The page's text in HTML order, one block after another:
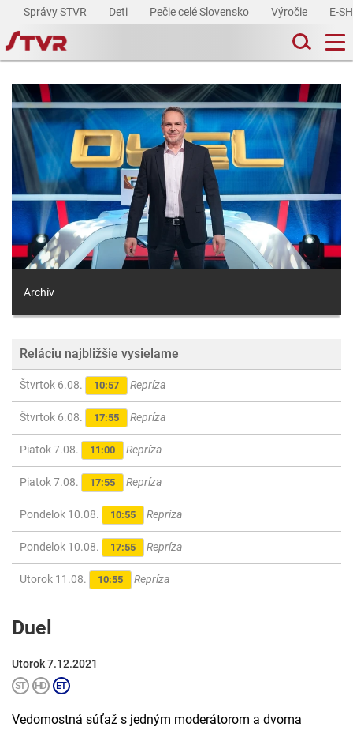
Správy STVR Deti Pečie celé Slovensko Výročie E-
Archív
Reláciu najbližšie vysielame
Štvrtok 6.08. 10:57 Repríza
Štvrtok 6.08. 17:55 Repríza
Piatok 7.08. 11:00 Repríza
Piatok 7.08. 17:55 Repríza
Pondelok 10.08. 10:55 Repríza
Pondelok 10.08. 17:55 Repríza
Utorok 11.08. 10:55 Repríza
Duel
Utorok 7.12.2021
Vedomostná súťaž s jedným moderátorom a dvoma